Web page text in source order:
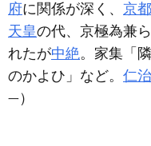
府に関係が深く、 京都
天皇の代、京極為兼
れたが中絶。家集「
のかよひ」など。 仁治
一）